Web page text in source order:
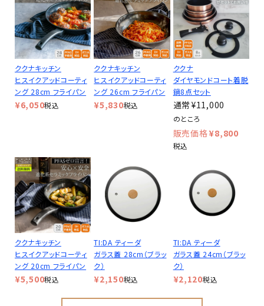
ククナキッチン
ヒスイクアッドコーティ
ング 28cm フライパン
¥6,050税込
ククナキッチン
ヒスイクアッドコーティ
ング 26cm フライパン
¥5,830税込
ククナ
ダイヤモンドコート着脱
鍋8点セット
¥11,000
のところ
¥8,800
税込
ククナキッチン
ヒスイクアッドコーティ
ング 20cm フライパン
¥5,500税込
TI:DA ティーダ
ガラス蓋 28cm（ブラッ
ク）
¥2,150税込
TI:DA ティーダ
ガラス蓋 24cm（ブラッ
ク）
¥2,120税込